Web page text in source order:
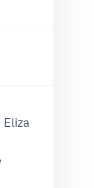
Eliza